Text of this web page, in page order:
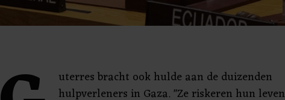
uterres bracht ook hulde aan de duizenden
hulpverleners in Gaza. "Ze riskeren hun leven